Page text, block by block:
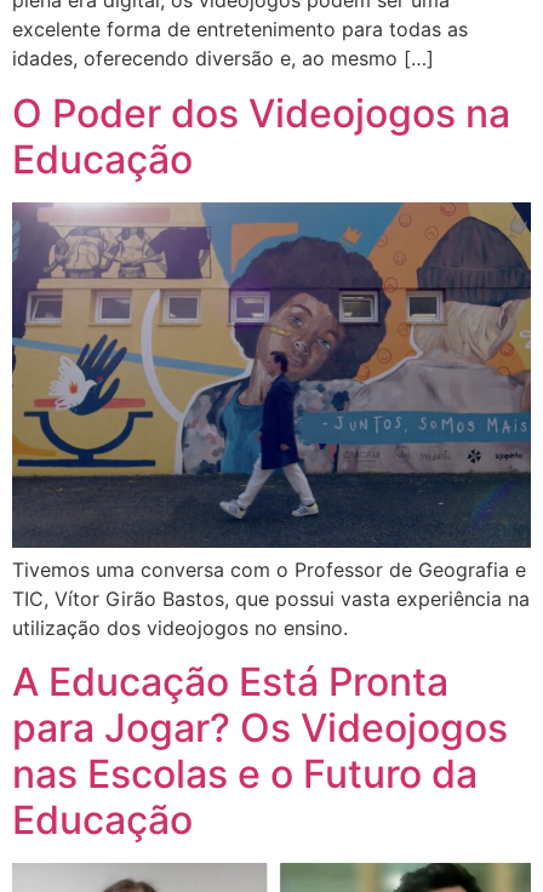
excelente forma de entretenimento para todas as
idades, oferecendo diversão e, ao mesmo […]
O Poder dos Videojogos na
Educação
Tivemos uma conversa com o Professor de Geografia e
TIC, Vítor Girão Bastos, que possui vasta experiência na
utilização dos videojogos no ensino.
A Educação Está Pronta
para Jogar? Os Videojogos
nas Escolas e o Futuro da
Educação